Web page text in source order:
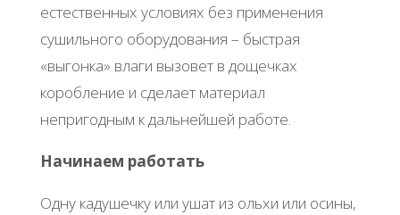
естественных условиях без применения
сушильного оборудования – быстрая
«выгонка» влаги вызовет в дощечках
коробление и сделает материал
непригодным к дальнейшей работе.
Начинаем работать
Одну кадушечку или ушат из ольхи или осины,